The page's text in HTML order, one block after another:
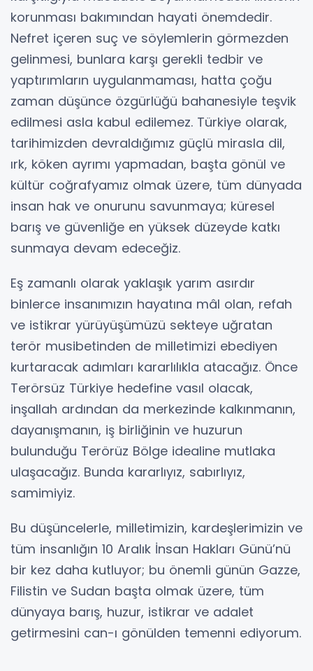
korunması bakımından hayati önemdedir.
Nefret içeren suç ve söylemlerin görmezden
gelinmesi, bunlara karşı gerekli tedbir ve
yaptırımların uygulanmaması, hatta çoğu
zaman düşünce özgürlüğü bahanesiyle teşvik
edilmesi asla kabul edilemez. Türkiye olarak,
tarihimizden devraldığımız güçlü mirasla dil,
ırk, köken ayrımı yapmadan, başta gönül ve
kültür coğrafyamız olmak üzere, tüm dünyada
insan hak ve onurunu savunmaya; küresel
barış ve güvenliğe en yüksek düzeyde katkı
sunmaya devam edeceğiz.
Eş zamanlı olarak yaklaşık yarım asırdır
binlerce insanımızın hayatına mâl olan, refah
ve istikrar yürüyüşümüzü sekteye uğratan
terör musibetinden de milletimizi ebediyen
kurtaracak adımları kararlılıkla atacağız. Önce
Terörsüz Türkiye hedefine vasıl olacak,
inşallah ardından da merkezinde kalkınmanın,
dayanışmanın, iş birliğinin ve huzurun
bulunduğu Terörüz Bölge idealine mutlaka
ulaşacağız. Bunda kararlıyız, sabırlıyız,
samimiyiz.
Bu düşüncelerle, milletimizin, kardeşlerimizin ve
tüm insanlığın 10 Aralık İnsan Hakları Günü’nü
bir kez daha kutluyor; bu önemli günün Gazze,
Filistin ve Sudan başta olmak üzere, tüm
dünyaya barış, huzur, istikrar ve adalet
getirmesini can-ı gönülden temenni ediyorum.